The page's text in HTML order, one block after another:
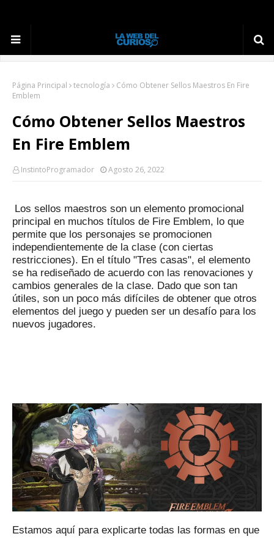
Página Principal tecnología
Cómo Obtener Sellos Maestros En Fire
Emblem
Cómo Obtener Sellos Maestros
En Fire Emblem
InstintoProgramador Agosto 26, 2022
Los sellos maestros son un elemento promocional
principal en muchos títulos de Fire Emblem, lo que
permite que los personajes se promocionen
independientemente de la clase (con ciertas
restricciones). En el título "Tres casas", el elemento
se ha rediseñado de acuerdo con las renovaciones y
cambios generales de la clase. Dado que son tan
útiles, son un poco más difíciles de obtener que otros
elementos del juego y pueden ser un desafío para los
nuevos jugadores.
Estamos aquí para explicarte todas las formas en que